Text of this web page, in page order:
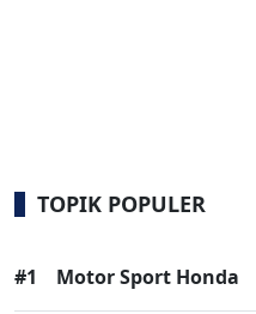
TOPIK POPULER
#1 Motor Sport Honda